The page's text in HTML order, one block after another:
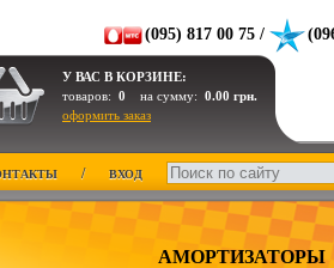
(095) 817 00 75 /
У ВАС В КОРЗИНЕ:
товаров: 0 на сумму: 0.00 грн.
оформить заказ
/ ВХОД
АМОРТИЗАТОРЫ